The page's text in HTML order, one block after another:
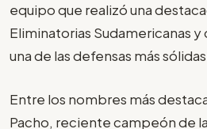
equipo que realizó una
Eliminatorias Sudamericanas
una de las defensas más
Entre los nombres más
Pacho, reciente campeón de